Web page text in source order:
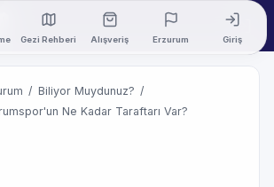
Gezi Rehberi Alışveriş Erzurum Giriş
/ Biliyor Muydunuz? /
Ne Kadar Taraftarı Var?